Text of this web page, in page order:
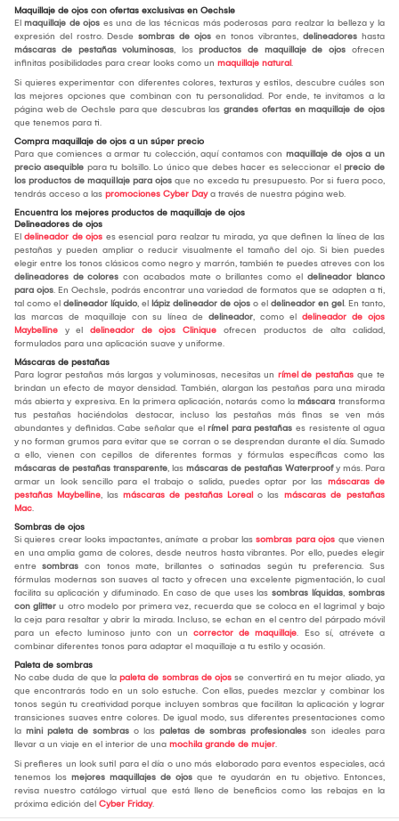
Maquillaje de ojos con ofertas exclusivas en Oechsle
El maquillaje de ojos es una de las técnicas más poderosas para realzar la belleza y la
expresión del rostro. Desde sombras de ojos en tonos vibrantes, delineadores hasta
máscaras de pestañas voluminosas, los productos de maquillaje de ojos ofrecen
infinitas posibilidades para crear looks como un maquillaje natural.
Si quieres experimentar con diferentes colores, texturas y estilos, descubre cuáles son
las mejores opciones que combinan con tu personalidad. Por ende, te invitamos a la
página web de Oechsle para que descubras las grandes ofertas en maquillaje de ojos
que tenemos para ti.
Compra maquillaje de ojos a un súper precio
Para que comiences a armar tu colección, aquí contamos con maquillaje de ojos a un
precio asequible para tu bolsillo. Lo único que debes hacer es seleccionar el precio de
los productos de maquillaje para ojos que no exceda tu presupuesto. Por si fuera poco,
tendrás acceso a las promociones Cyber Daya través de nuestra página web.
Encuentra los mejores productos de maquillaje de ojos
Delineadores de ojos
El delineador de ojos es esencial para realzar tu mirada, ya que definen la línea de las
pestañas y pueden ampliar o reducir visualmente el tamaño del ojo. Si bien puedes
elegir entre los tonos clásicos como negro y marrón, también te puedes atreves con los
delineadores de colores con acabados mate o brillantes como el delineador blanco
para ojos. En Oechsle, podrás encontrar una variedad de formatos que se adapten a ti,
tal como el delineador líquido, el lápiz delineador de ojos o el delineador en gel. En tanto,
las marcas de maquillaje con su línea de delineador, como el delineador de ojos
Maybelline y el delineador de ojos Clinique ofrecen productos de alta calidad,
formulados para una aplicación suave y uniforme.
Máscaras de pestañas
Para lograr pestañas más largas y voluminosas, necesitas un rímel de pestañas que te
brindan un efecto de mayor densidad. También, alargan las pestañas para una mirada
más abierta y expresiva. En la primera aplicación, notarás como la máscara transforma
tus pestañas haciéndolas destacar, incluso las pestañas más finas se ven más
abundantes y definidas. Cabe señalar que el rímel para pestañas es resistente al agua
y no forman grumos para evitar que se corran o se desprendan durante el día. Sumado
a ello, vienen con cepillos de diferentes formas y fórmulas específicas como las
máscaras de pestañas transparente, las máscaras de pestañas Waterproofy más. Para
armar un look sencillo para el trabajo o salida, puedes optar por las máscaras de
pestañas Maybelline, las máscaras de pestañas Loreal o las máscaras de pestañas
Mac.
Sombras de ojos
Si quieres crear looks impactantes, anímate a probar las sombras para ojos que vienen
en una amplia gama de colores, desde neutros hasta vibrantes. Por ello, puedes elegir
entre sombras con tonos mate, brillantes o satinadas según tu preferencia. Sus
fórmulas modernas son suaves al tacto y ofrecen una excelente pigmentación, lo cual
facilita su aplicación y difuminado. En caso de que uses las sombras líquidas, sombras
con glitter u otro modelo por primera vez, recuerda que se coloca en el lagrimal y bajo
la ceja para resaltar y abrir la mirada. Incluso, se echan en el centro del párpado móvil
para un efecto luminoso junto con un corrector de maquillaje. Eso sí, atrévete a
combinar diferentes tonos para adaptar el maquillaje a tu estilo y ocasión.
Paleta de sombras
No cabe duda de que la paleta de sombras de ojos se convertirá en tu mejor aliado, ya
que encontrarás todo en un solo estuche. Con ellas, puedes mezclar y combinar los
tonos según tu creatividad porque incluyen sombras que facilitan la aplicación y lograr
transiciones suaves entre colores. De igual modo, sus diferentes presentaciones como
la mini paleta de sombras o las paletas de sombras profesionales son ideales para
llevar a un viaje en el interior de una mochila grande de mujer.
Si prefieres un look sutil para el día o uno más elaborado para eventos especiales, acá
tenemos los mejores maquillajes de ojos que te ayudarán en tu objetivo. Entonces,
revisa nuestro catálogo virtual que está lleno de beneficios como las rebajas en la
próxima edición del Cyber Friday.